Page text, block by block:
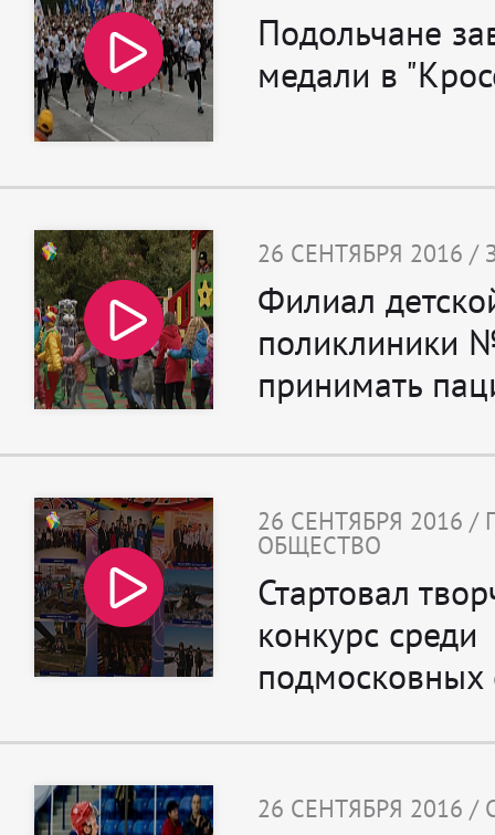
Подольчане
медали в
26 СЕНТЯБРЯ 2016 /
Филиал
поликлиники
принимать
26 СЕНТЯБРЯ 2016
ОБЩЕСТВО
Стартовал
конкурс среди
подмосковных
26 СЕНТЯБРЯ 2016 /